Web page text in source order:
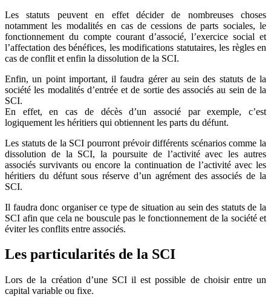
Les statuts peuvent en effet décider de nombreuses choses
notamment les modalités en cas de cessions de parts sociales, le
fonctionnement du compte courant d’associé, l’exercice social et
l’affectation des bénéfices, les modifications statutaires, les règles en
cas de conflit et enfin la dissolution de la SCI.
Enfin, un point important, il faudra gérer au sein des statuts de la
société les modalités d’entrée et de sortie des associés au sein de la
SCI.
En effet, en cas de décès d’un associé par exemple, c’est
logiquement les héritiers qui obtiennent les parts du défunt.
Les statuts de la SCI pourront prévoir différents scénarios comme la
dissolution de la SCI, la poursuite de l’activité avec les autres
associés survivants ou encore la continuation de l’activité avec les
héritiers du défunt sous réserve d’un agrément des associés de la
SCI.
Il faudra donc organiser ce type de situation au sein des statuts de la
SCI afin que cela ne bouscule pas le fonctionnement de la société et
éviter les conflits entre associés.
Les particularités de la SCI
Lors de la création d’une SCI il est possible de choisir entre un
capital variable ou fixe.